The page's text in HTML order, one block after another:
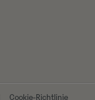
Cookie-Richtlinie